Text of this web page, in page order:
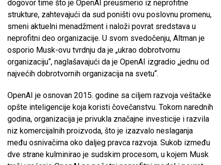
dogovor time što je OpenAI preusmerio iz neprofitne
strukture, zahtevajući da sud poništi ovu poslovnu promenu,
smeni aktuelni menadžment i naloži povrat sredstava u
neprofitni deo organizacije. U svom svedočenju, Altman je
osporio Musk-ovu tvrdnju da je „ukrao dobrotvornu
organizaciju“, naglašavajući da je OpenAI izgradio „jednu od
najvećih dobrotvornih organizacija na svetu“.
OpenAI je osnovan 2015. godine sa ciljem razvoja veštačke
opšte inteligencije koja koristi čovečanstvu. Tokom narednih
godina, organizacija je privukla značajne investicije i razvila
niz komercijalnih proizvoda, što je izazvalo neslaganja
među osnivačima oko daljeg pravca razvoja. Sukob između
dve strane kulminirao je sudskim procesom, u kojem Musk